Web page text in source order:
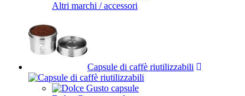
Altri marchi / accessori
Capsule di caffè riutilizzabili